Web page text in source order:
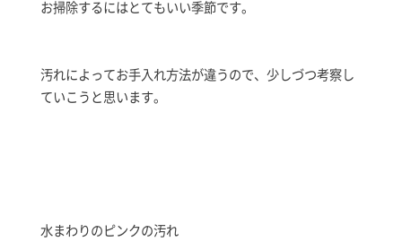
お掃除するにはとてもいい季節です。
汚れによってお手入れ方法が違うので、少しづつ考察し
ていこうと思います。
水まわりのピンクの汚れ